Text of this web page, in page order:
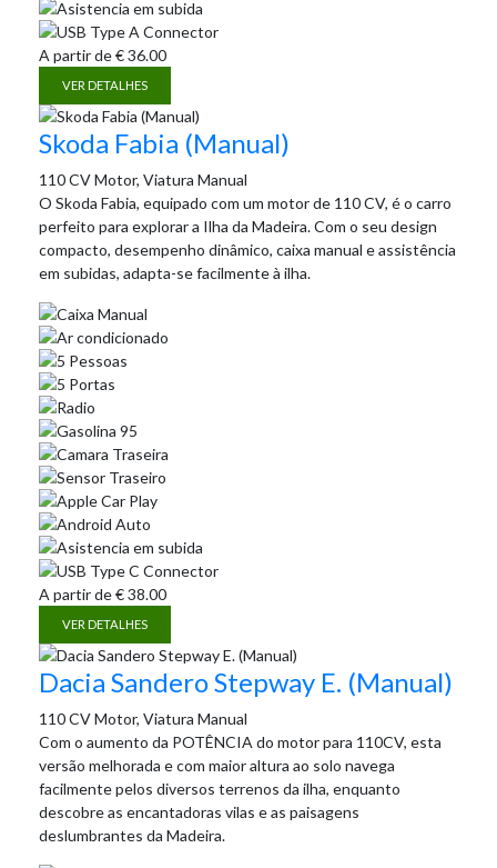
A partir de€36.00
VER DETALHES
Skoda Fabia (Manual)
110 CV Motor, Viatura Manual
O Skoda Fabia, equipado com um motor de 110 CV, é o carro
perfeito para explorar a Ilha da Madeira. Com o seu design
compacto, desempenho dinâmico, caixa manual e assistência
em subidas, adapta-se facilmente à ilha.
A partir de€38.00
VER DETALHES
Dacia Sandero Stepway E. (Manual)
110 CV Motor, Viatura Manual
Com o aumento da POTÊNCIA do motor para 110CV, esta
versão melhorada e com maior altura ao solo navega
facilmente pelos diversos terrenos da ilha, enquanto
descobre as encantadoras vilas e as paisagens
deslumbrantes da Madeira.